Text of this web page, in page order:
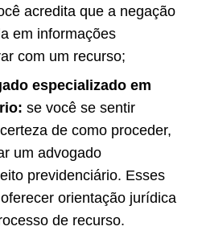
acredita que a negação
em informações
com um recurso;
especializado em
se você se sentir
de como proceder,
um advogado
previdenciário. Esses
orientação jurídica
de recurso.